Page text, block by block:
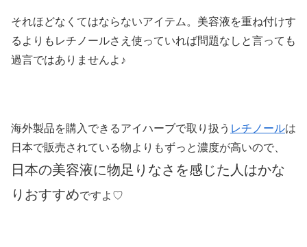
それほどなくてはならないアイテム。美容液を重ね付けす
るよりもレチノールさえ使っていれば問題なしと言っても
過言ではありませんよ♪
海外製品を購入できるアイハーブで取り扱う レチノールは
日本で販売されている物よりもずっと濃度が高いので、
日本の美容液に物足りなさを感じた人はかな
りおすすめですよ♡